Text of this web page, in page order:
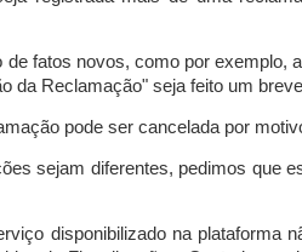
de fatos novos, como por
da Reclamação" seja feito um
pode ser cancelada por
sejam diferentes, pedimos que
disponibilizado na plataforma